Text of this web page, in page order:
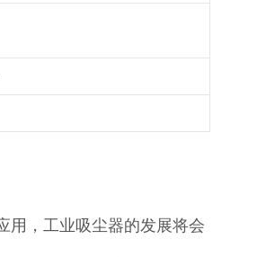
用，工业吸尘器的发展将会